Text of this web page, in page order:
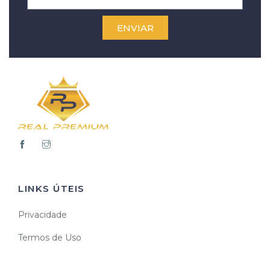
ENVIAR
LINKS ÚTEIS
Privacidade
Termos de Uso